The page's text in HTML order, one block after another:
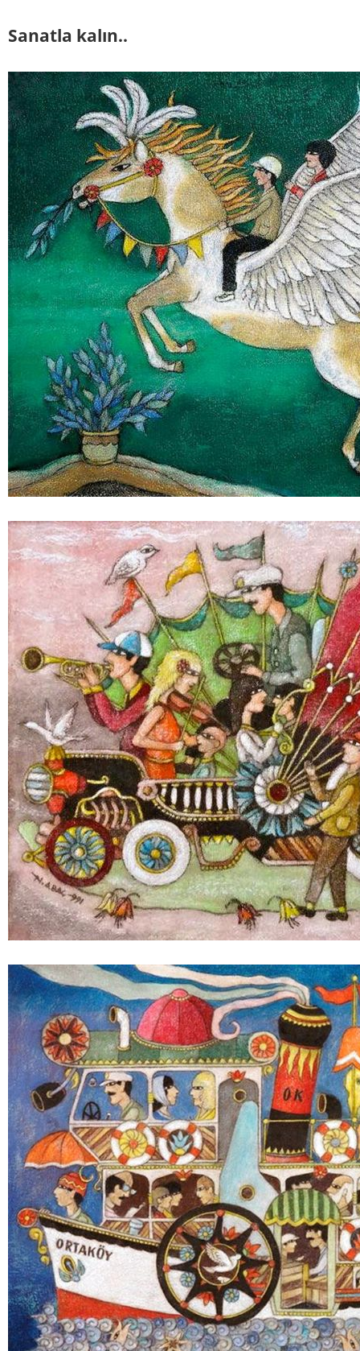
Sanatla kalın..